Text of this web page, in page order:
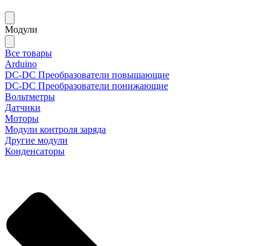
Модули
Все товары
Arduino
DC-DC Преобразователи повышающие
DC-DC Преобразователи понижающие
Вольтметры
Датчики
Моторы
Модули контроля заряда
Другие модули
Конденсаторы